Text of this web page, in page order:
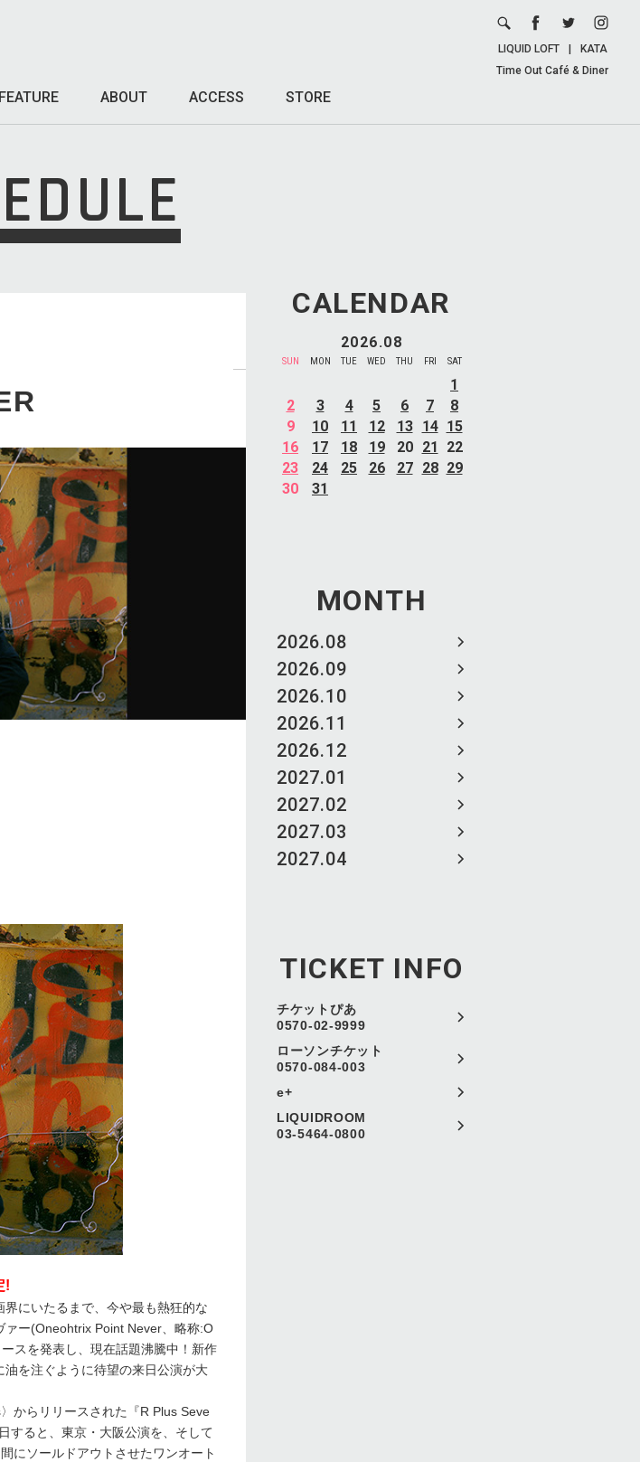
FEATURE ABOUT ACCESS STORE
LIQUID LOFT
KATA
Time Out Café & Diner
CALENDAR
2026.08
SUN MON TUE WED THU FRI SAT
1
2
3 4 5 6 7
8
9
10 11 12 13 14 15
16
17 18 19 20 21
22
23
24 25 26 27 28 29
30
31
MONTH
2026.08
2026.09
2026.10
2026.11
2026.12
2027.01
2027.02
2027.03
2027.04
TICKET INFO
チケットぴあ
0570-02-9999
ローソンチケット
0570-084-003
e+
LIQUIDROOM
03-5464-0800
!
にいたるまで、今や最も熱狂的な
ー(Oneohtrix Point Never、略称:O
スを発表し、現在話題沸騰中！新作
を注ぐように待望の来日公演が大
からリリースされた『R Plus Seve
すると、東京・大阪公演を、そして
にソールドアウトさせたワンオート